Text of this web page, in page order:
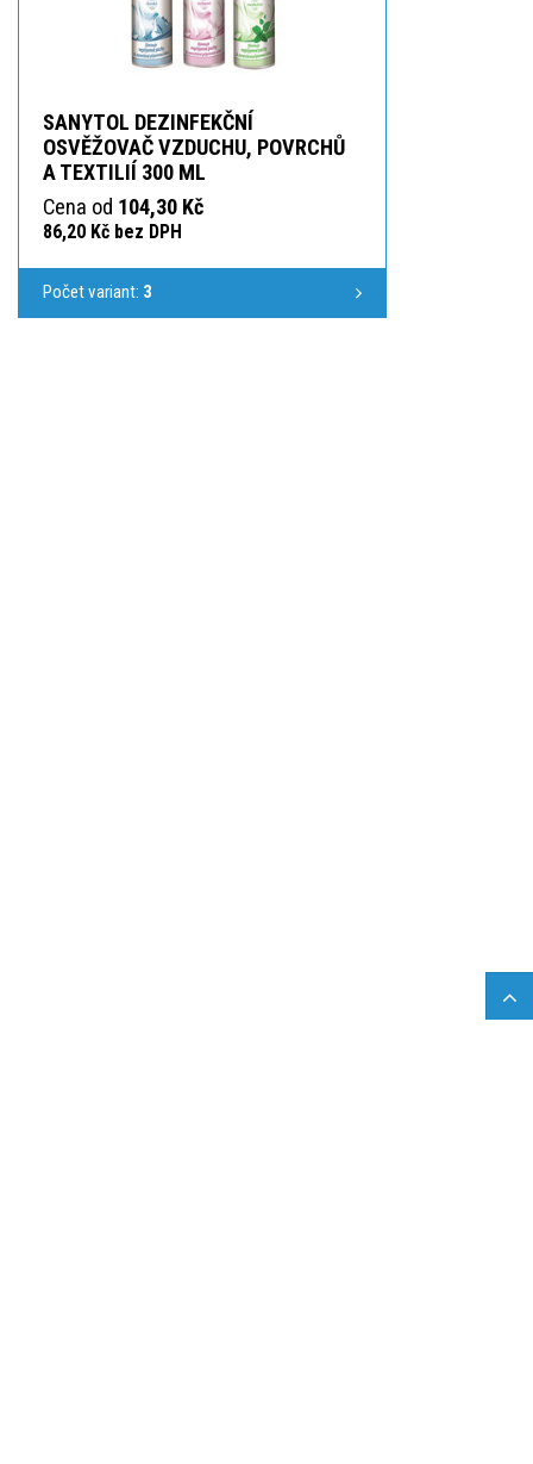
SANYTOL DEZINFEKČNÍ
OSVĚŽOVAČ VZDUCHU, POVRCHŮ
A TEXTILIÍ 300 ML
Cena od 104,30 Kč
86,20 Kč bez DPH
Počet variant: 3